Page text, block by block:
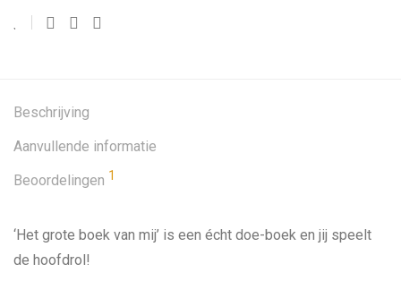
Beschrijving
Aanvullende informatie
Beoordelingen 1
‘Het grote boek van mij’ is een écht doe-boek en jij speelt
de hoofdrol!